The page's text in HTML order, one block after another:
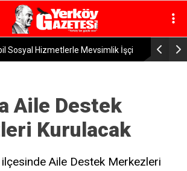
İlçe Sağlık Müdürü Dr. Candaş Tan’dan
Haftası Mesajı: “Bir Damla Anne Sütü, Bir
Sağlık”
Aile Destek
Kurulacak
ilçesinde Aile Destek Merkezleri